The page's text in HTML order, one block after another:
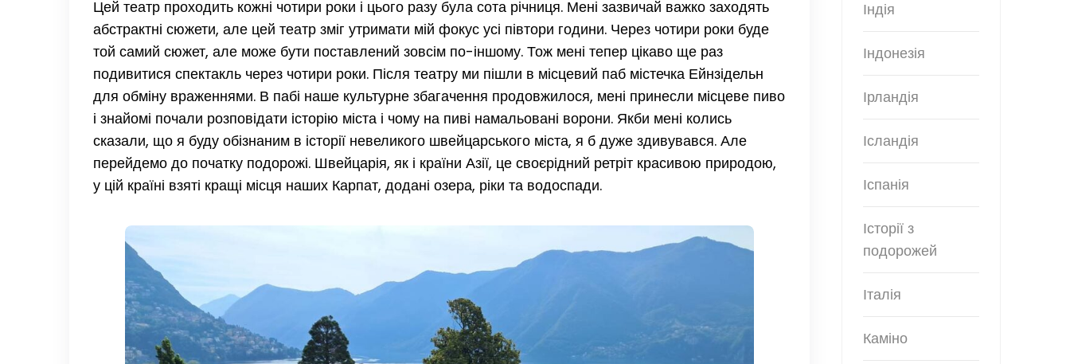
Цей театр проходить кожні чотири роки і цього разу була сота річниця. Мені зазвичай важко заходять
абстрактні сюжети, але цей театр зміг утримати мій фокус усі півтори години. Через чотири роки буде
той самий сюжет, але може бути поставлений зовсім по-іншому. Тож мені тепер цікаво ще раз
подивитися спектакль через чотири роки. Після театру ми пішли в місцевий паб містечка Ейнзідельн
для обміну враженнями. В пабі наше культурне збагачення продовжилося, мені принесли місцеве пиво
і знайомі почали розповідати історію міста і чому на пиві намальовані ворони. Якби мені колись
сказали, що я буду обізнаним в історії невеликого швейцарського міста, я б дуже здивувався. Але
перейдемо до початку подорожі. Швейцарія, як і країни Азії, це своєрідний ретріт красивою природою,
у цій країні взяті кращі місця наших Карпат, додані озера, ріки та водоспади.
Індія
Індонезія
Ірландія
Ісландія
Іспанія
Історії з
подорожей
Італія
Каміно